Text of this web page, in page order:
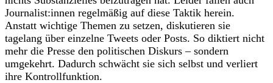
Journalist:innen regelmäßig auf diese Taktik herein.
Anstatt wichtige Themen zu setzen, diskutieren sie
tagelang über einzelne Tweets oder Posts. So diktiert nicht
mehr die Presse den politischen Diskurs – sondern
umgekehrt. Dadurch schwächt sie sich selbst und verliert
ihre Kontrollfunktion.